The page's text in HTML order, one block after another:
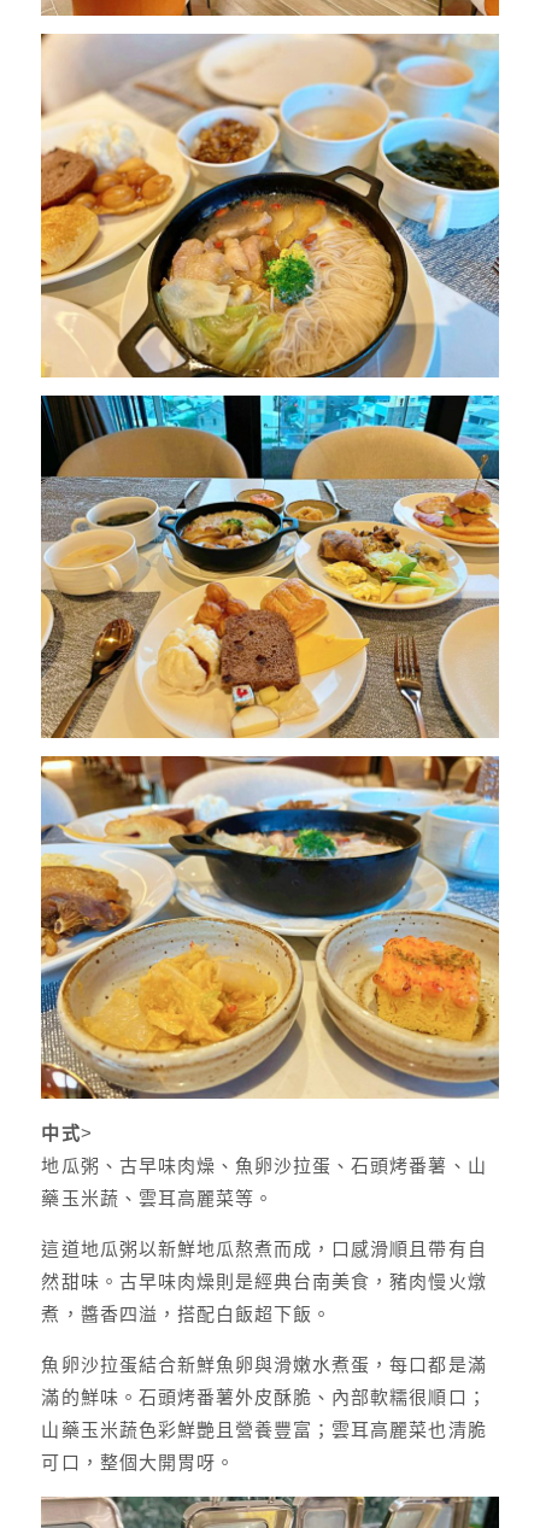
中式>
地瓜粥、古早味肉燥、魚卵沙拉蛋、石頭烤番薯、山
藥玉米蔬、雲耳高麗菜等。
這道地瓜粥以新鮮地瓜熬煮而成，口感滑順且帶有自
然甜味。古早味肉燥則是經典台南美食，豬肉慢火燉
煮，醬香四溢，搭配白飯超下飯。
魚卵沙拉蛋結合新鮮魚卵與滑嫩水煮蛋，每口都是滿
滿的鮮味。石頭烤番薯外皮酥脆、內部軟糯很順口；
山藥玉米蔬色彩鮮艷且營養豐富；雲耳高麗菜也清脆
可口，整個大開胃呀。